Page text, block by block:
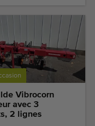
Vibrocorn
avec 3
2 lignes